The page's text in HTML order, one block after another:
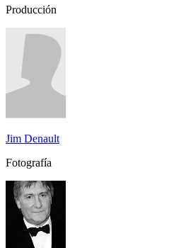
Producción
Jim Denault
Fotografía